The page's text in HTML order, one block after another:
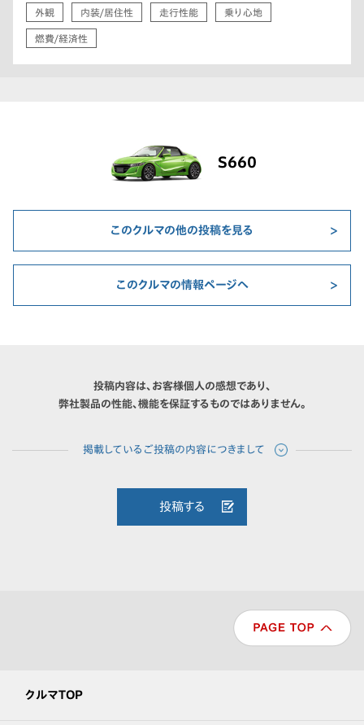
外観 内装/居住性 走行性能 乗り心地
燃費/経済性
S660
このクルマの他の投稿を見る
このクルマの情報ページへ
投稿内容は、お客様個人の感想であり、
弊社製品の性能、機能を保証するものではありません。
投稿する
クルマTOP